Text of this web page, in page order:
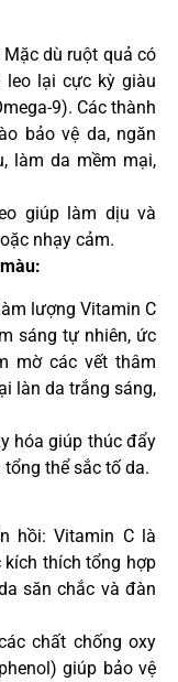
dù ruột quả có
leo lại cực kỳ giàu
9). Các thành
bảo vệ da, ngăn
làm da mềm mại,
giúp làm dịu và
nhạy cảm.
lượng Vitamin C
sáng tự nhiên, ức
mờ các vết thâm
làn da trắng sáng,
hóa giúp thúc đẩy
thể sắc tố da.
hồi: Vitamin C là
kích thích tổng hợp
săn chắc và đàn
chất chống oxy
giúp bảo vệ